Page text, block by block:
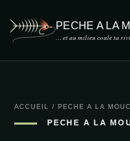
PECHE A LA
… et au milieu coule ta
ACCUEIL / PECHE A LA
PECHE A LA